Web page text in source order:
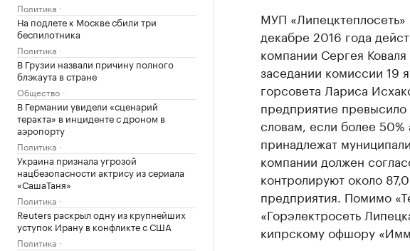
Политика
На подлете к Москве сбили три
беспилотника
Политика
В Грузии назвали причину полного
блэкаута в стране
Общество
В Германии увидели «сценарий
теракта» в инциденте с дроном в
аэропорту
Политика
Украина признала угрозой
нацбезопасности актрису из сериала
«СашаТаня»
Политика
Reuters раскрыл одну из крупнейших
уступок Ирану в конфликте с США
Политика
МУП
декабре 2016 года
компании Сергея
заседании комиссии 19
горсовета Лариса
предприятие
словам, если более
принадлежат
компании должен
контролируют около
предприятия. Помимо
«Горэлектросеть
кипрскому офшору